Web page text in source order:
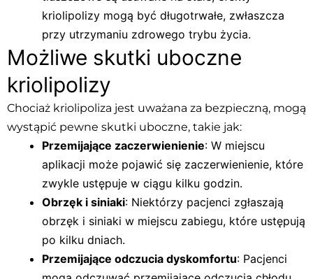
kriolipolizy mogą być długotrwałe, zwłaszcza
przy utrzymaniu zdrowego trybu życia.
Możliwe skutki uboczne
kriolipolizy
Chociaż kriolipoliza jest uważana za bezpieczną, mogą
wystąpić pewne skutki uboczne, takie jak:
Przemijające zaczerwienienie: W miejscu
aplikacji może pojawić się zaczerwienienie, które
zwykle ustępuje w ciągu kilku godzin.
Obrzęk i siniaki: Niektórzy pacjenci zgłaszają
obrzęk i siniaki w miejscu zabiegu, które ustępują
po kilku dniach.
Przemijające odczucia dyskomfortu: Pacjenci